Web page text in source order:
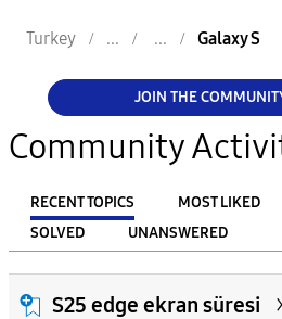
Turkey Galaxy S
JOIN THE
Community
RECENT TOPICS MOST LIKED
SOLVED
UNANSWERED
FILTER:
FromS25 edge ekran süresi